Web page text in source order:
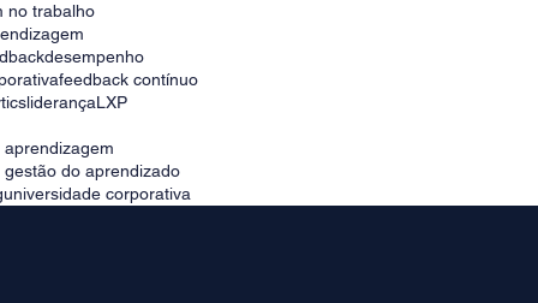
no trabalho
desempenho
feedback contínuo
liderançaLXP
do aprendizado
universidade corporativa